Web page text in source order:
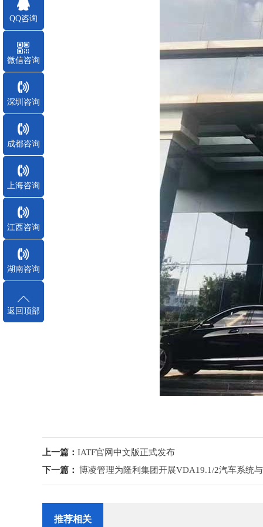
上一篇： IATF官网中文版正式发布
下一篇： 博凌管理为隆利集团开展VDA19.1/2汽车系统
推荐相关
QQ咨询
微信咨询
深圳咨询
成都咨询
上海咨询
江西咨询
湖南咨询
返回顶部